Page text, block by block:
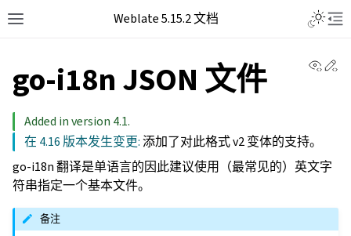
Weblate 5.15.2 文档
go-i18n JSON 文件
Added in version 4.1.
在 4.16 版本发生变更:添加了对此格式 v2 变体的支持。
go-i18n 翻译是单语言的因此建议使用（最常见的）英文字
符串指定一个基本文件。
备注